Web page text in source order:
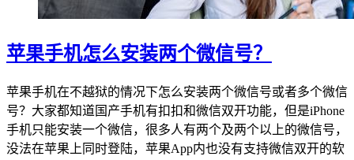
苹果手机怎么安装两个微信号？
苹果手机在不越狱的情况下怎么安装两个微信号或者多个微信
号？大家都知道国产手机有扣扣和微信双开功能，但是iPhone
手机只能安装一个微信，很多人有两个及两个以上的微信号，
没法在苹果上同时登陆，苹果App内也没有支持微信双开的软